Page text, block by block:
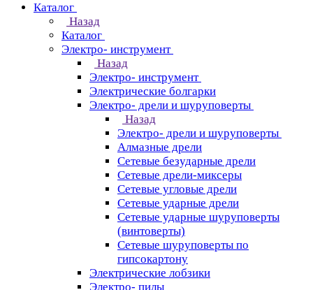
Каталог
Назад
Каталог
Электро- инструмент
Назад
Электро- инструмент
Электрические болгарки
Электро- дрели и шуруповерты
Назад
Электро- дрели и шуруповерты
Алмазные дрели
Сетевые безударные дрели
Сетевые дрели-миксеры
Сетевые угловые дрели
Сетевые ударные дрели
Сетевые ударные шуруповерты
(винтоверты)
Сетевые шуруповерты по
гипсокартону
Электрические лобзики
Электро- пилы